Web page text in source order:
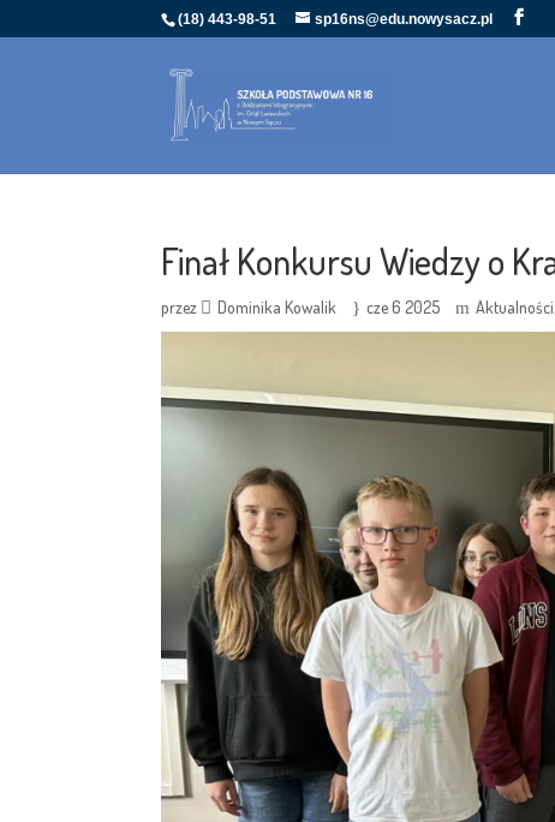
(18) 443-98-51 sp16ns@edu.nowysacz.pl
Finał Konkursu Wiedzy o
przez Dominika Kowalik cze 6 2025 Aktualności